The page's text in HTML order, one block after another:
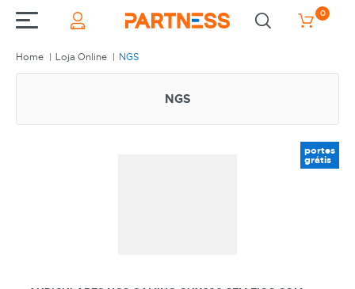
0
Home Loja Online NGS
NGS
portes
grátis